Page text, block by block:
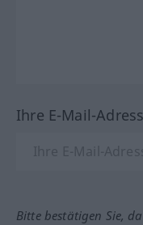
Ihre E-Mail-
Bitte bestätigen Sie,